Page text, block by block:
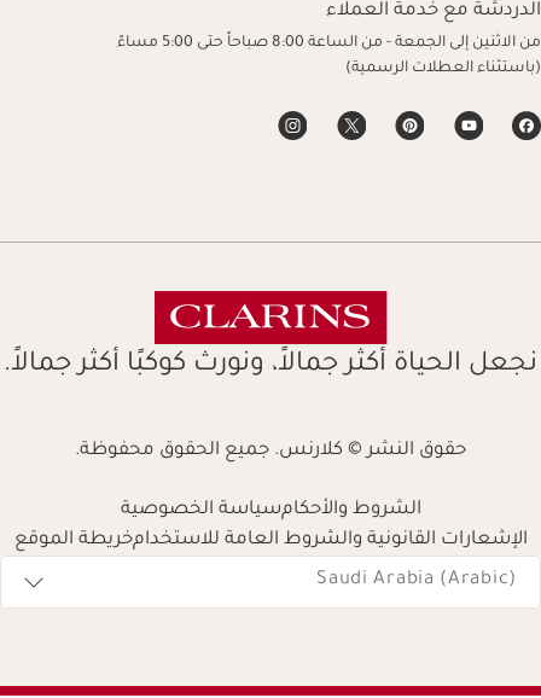
الدردشة مع خدمة العملاء
من الاثنين إلى الجمعة - من الساعة 8:00 صباحاً حتى 5:00 مساءً
(باستثناء العطلات الرسمية)
نجعل الحياة أكثر جمالاً، ونورث كوكبًا أكثر جمالاً.
حقوق النشر © كلارنس. جميع الحقوق محفوظة.
الشروط والأحكامسياسة الخصوصية
الإشعارات القانونية والشروط العامة للاستخدامخريطة الموقع
Navigates to
Saudi Arabia (Arabic)